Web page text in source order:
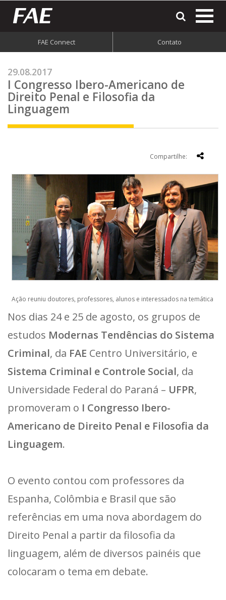
FAE Connect Contato
29.08.2017
I Congresso Ibero-Americano de
Direito Penal e Filosofia da
Linguagem
Compartilhe:
Ação reuniu doutores, professores, alunos e interessados na temática
Nos dias 24 e 25 de agosto, os grupos de
estudos Modernas Tendências do Sistema
Criminal, da FAE Centro Universitário, e
Sistema Criminal e Controle Social, da
Universidade Federal do Paraná – UFPR,
promoveram o I Congresso Ibero-
Americano de Direito Penal e Filosofia da
Linguagem.
O evento contou com professores da
Espanha, Colômbia e Brasil que são
referências em uma nova abordagem do
Direito Penal a partir da filosofia da
linguagem, além de diversos painéis que
colocaram o tema em debate.